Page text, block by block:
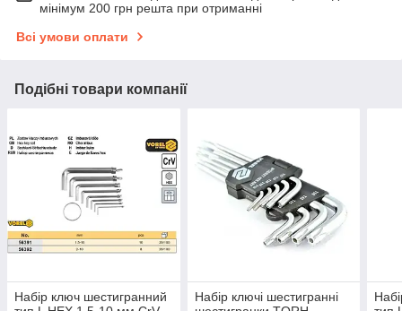
мінімум 200 грн решта при отриманні
Всі умови оплати
Подібні товари компанії
Набір ключ шестигранний
Набір ключі шестигранні